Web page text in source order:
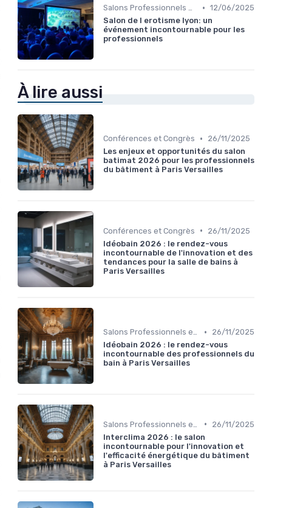
Salons Professionnels et Expositions • 12/06/2025
Salon de l erotisme lyon: un
événement incontournable pour les
professionnels
À lire aussi
Conférences et Congrès •
26/11/2025
Les enjeux et opportunités du salon
batimat 2026 pour les professionnels
du bâtiment à Paris Versailles
Conférences et Congrès •
26/11/2025
Idéobain 2026 : le rendez-vous
incontournable de l'innovation et des
tendances pour la salle de bains à
Paris Versailles
Salons Professionnels et Expositions •
26/11/2025
Idéobain 2026 : le rendez-vous
incontournable des professionnels du
bain à Paris Versailles
•
26/11/2025
Interclima 2026 : le salon
incontournable pour l'innovation et
l'efficacité énergétique du bâtiment
à Paris Versailles